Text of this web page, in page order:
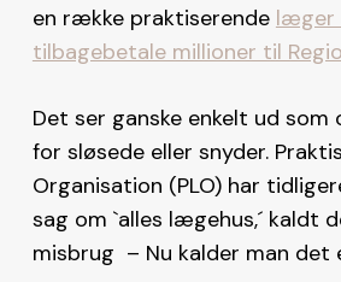
en række praktiserende læger
tilbagebetale millioner til
Det ser ganske enkelt ud som
for sløsede eller snyder.
Organisation (PLO) har
sag om `alles lægehus,´ kaldt
misbrug – Nu kalder man det